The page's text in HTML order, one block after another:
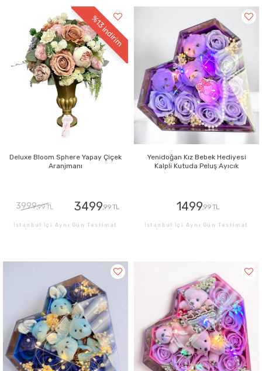
%13
indirim
Deluxe Bloom Sphere Yapay Çiçek
Aranjmanı
3999,99 TL 3499,99 TL
İstanbul İçi Aynı Gün Teslimat
Yenidoğan Kız Bebek Hediyesi
Kalpli Kutuda Peluş Ayıcık
1499,99 TL
İstanbul İçi Aynı Gün Teslimat